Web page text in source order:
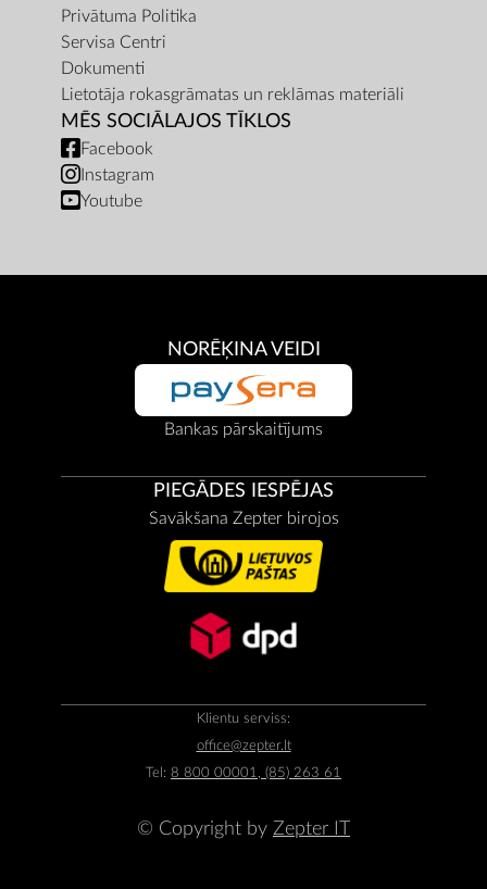
Privātuma Politika
Servisa Centri
Dokumenti
Lietotāja rokasgrāmatas un reklāmas materiāli
MĒS SOCIĀLAJOS TĪKLOS
Facebook
Instagram
Youtube
NORĒĶINA VEIDI
Bankas pārskaitījums
PIEGĀDES IESPĒJAS
Savākšana Zepter birojos
Klientu serviss:
office@zepter.lt
Tel: 8 800 00001, (85) 263 61
© Copyright by Zepter IT